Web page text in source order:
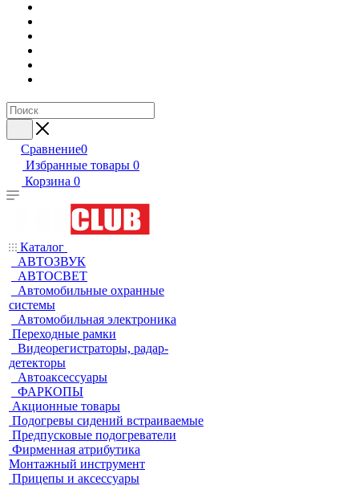
Сравнение0
Избранные товары 0
Корзина 0
Каталог
АВТОЗВУК
АВТОСВЕТ
Автомобильные охранные
системы
Автомобильная электроника
Переходные рамки
Видеорегистраторы, радар-
детекторы
Автоаксессуары
ФАРКОПЫ
Акционные товары
Подогревы сидений встраиваемые
Предпусковые подогреватели
Фирменная атрибутика
Монтажный инструмент
Прицепы и аксессуары